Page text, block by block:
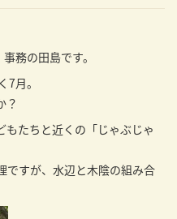
務の田島です。
月。
？
たちと近くの「じゃぶじゃ
ですが、水辺と木陰の組み合